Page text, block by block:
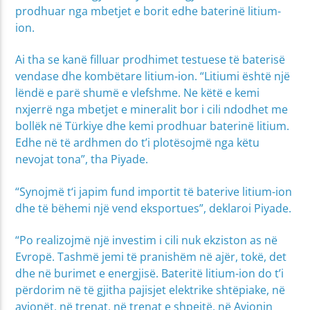
prodhuar nga mbetjet e borit edhe baterinë litium-
ion.
Ai tha se kanë filluar prodhimet testuese të baterisë
vendase dhe kombëtare litium-ion. “Litiumi është një
lëndë e parë shumë e vlefshme. Ne këtë e kemi
nxjerrë nga mbetjet e mineralit bor i cili ndodhet me
bollëk në Türkiye dhe kemi prodhuar baterinë litium.
Edhe në të ardhmen do t’i plotësojmë nga këtu
nevojat tona”, tha Piyade.
“Synojmë t‘i japim fund importit të baterive litium-ion
dhe të bëhemi një vend eksportues”, deklaroi Piyade.
“Po realizojmë një investim i cili nuk ekziston as në
Evropë. Tashmë jemi të pranishëm në ajër, tokë, det
dhe në burimet e energjisë. Bateritë litium-ion do t’i
përdorim në të gjitha pajisjet elektrike shtëpiake, në
avionët, në trenat, në trenat e shpejtë, në Avionin